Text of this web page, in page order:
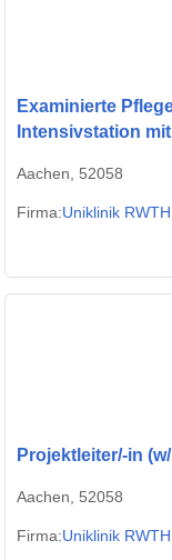
Examinierte
Intensivstation
Aachen, 52058
Firma:Uniklinik
Projektleiter/-in
Aachen, 52058
Firma:Uniklinik